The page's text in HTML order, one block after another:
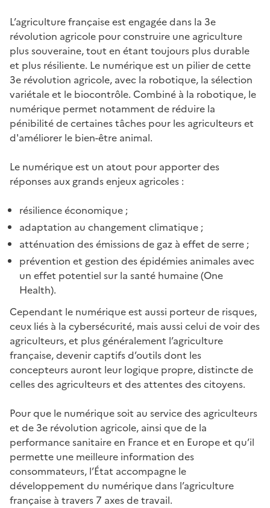
L’agriculture française est engagée dans la 3e
révolution agricole pour construire une agriculture
plus souveraine, tout en étant toujours plus durable
et plus résiliente. Le numérique est un pilier de cette
3e révolution agricole, avec la robotique, la sélection
variétale et le biocontrôle. Combiné à la robotique, le
numérique permet notamment de réduire la
pénibilité de certaines tâches pour les agriculteurs et
d'améliorer le bien-être animal.
Le numérique est un atout pour apporter des
réponses aux grands enjeux agricoles :
résilience économique ;
adaptation au changement climatique ;
atténuation des émissions de gaz à effet de serre ;
prévention et gestion des épidémies animales avec
un effet potentiel sur la santé humaine (One
Health).
Cependant le numérique est aussi porteur de risques,
ceux liés à la cybersécurité, mais aussi celui de voir des
agriculteurs, et plus généralement l’agriculture
française, devenir captifs d’outils dont les
concepteurs auront leur logique propre, distincte de
celles des agriculteurs et des attentes des citoyens.
Pour que le numérique soit au service des agriculteurs
et de 3e révolution agricole, ainsi que de la
performance sanitaire en France et en Europe et qu’il
permette une meilleure information des
consommateurs, l’État accompagne le
développement du numérique dans l’agriculture
française à travers 7 axes de travail.